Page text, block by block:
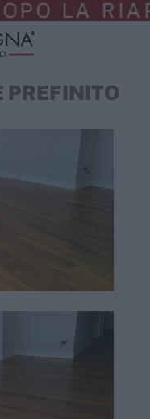
PREFINITO